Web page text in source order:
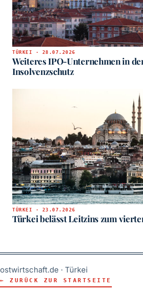
TÜRKEI · 28.07.2026
Weiteres IPO-Unternehmen in
Insolvenzschutz
TÜRKEI · 23.07.2026
Türkei belässt Leitzins zum
ostwirtschaft.de · Türkei
← ZURÜCK ZUR STARTSEITE